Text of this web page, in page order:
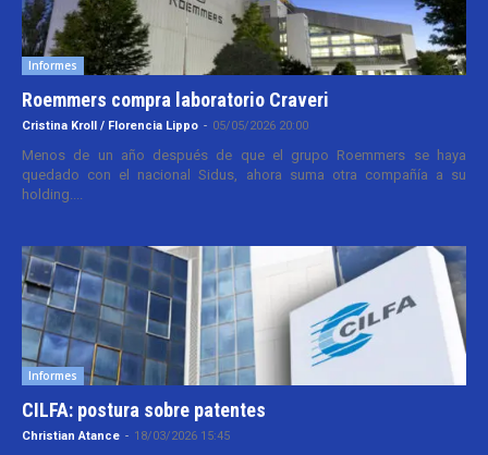
Informes
Roemmers compra laboratorio Craveri
Cristina Kroll / Florencia Lippo - 05/05/2026 20:00
Menos de un año después de que el grupo Roemmers se haya
quedado con el nacional Sidus, ahora suma otra compañía a su
holding....
Informes
CILFA: postura sobre patentes
Christian Atance - 18/03/2026 15:45